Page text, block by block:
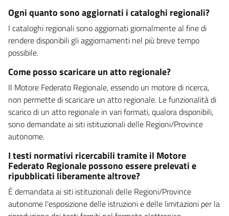
Ogni quanto sono aggiornati i cataloghi regionali?
I cataloghi regionali sono aggiornati giornalmente al fine di
rendere disponibili gli aggiornamenti nel più breve tempo
possibile.
Come posso scaricare un atto regionale?
Il Motore Federato Regionale, essendo un motore di ricerca,
non permette di scaricare un atto regionale. Le funzionalità di
scarico di un atto regionale in vari formati, qualora disponibili,
sono demandate ai siti istituzionali delle Regioni/Province
autonome.
I testi normativi ricercabili tramite il Motore
Federato Regionale possono essere prelevati e
ripubblicati liberamente altrove?
È demandata ai siti istituzionali delle Regioni/Province
autonome l'esposizione delle istruzioni e delle limitazioni per la